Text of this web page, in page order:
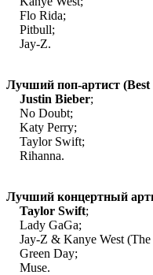
Rida;
Z.
Лучший поп-артист (Best
Justin Bieber;
Doubt;
Perry;
Swift;
Лучший концертный
Taylor Swift;
GaGa;
Z & Kanye West (The
Day;